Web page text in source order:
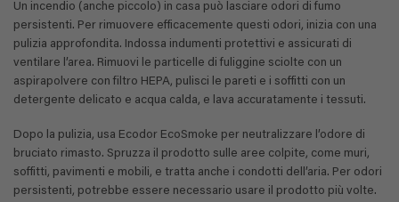
Un incendio (anche piccolo) in casa può lasciare odori di fumo
persistenti. Per rimuovere efficacemente questi odori, inizia con una
pulizia approfondita. Indossa indumenti protettivi e assicurati di
ventilare l’area. Rimuovi le particelle di fuliggine sciolte con un
aspirapolvere con filtro HEPA, pulisci le pareti e i soffitti con un
detergente delicato e acqua calda, e lava accuratamente i tessuti.
Dopo la pulizia, usa Ecodor EcoSmoke per neutralizzare l’odore di
bruciato rimasto. Spruzza il prodotto sulle aree colpite, come muri,
soffitti, pavimenti e mobili, e tratta anche i condotti dell’aria. Per odori
persistenti, potrebbe essere necessario usare il prodotto più volte.